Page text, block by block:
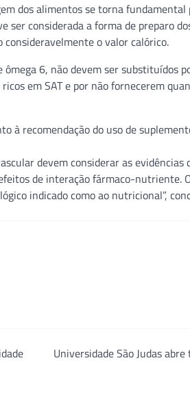
dos alimentos se torna fundamental
ser considerada a forma de preparo
o valor calórico.
6, não devem ser substituídos
em SAT e por não fornecerem
à recomendação do uso de
devem considerar as
de interação fármaco-nutriente.
indicado como ao nutricional”,
Universidade São Judas